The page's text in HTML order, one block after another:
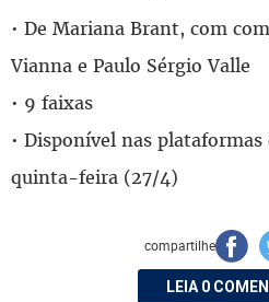
• De Mariana Brant, com
Vianna e Paulo Sérgio Valle
• 9 faixas
• Disponível nas
quinta-feira (27/4)
compartilhe
LEIA 0